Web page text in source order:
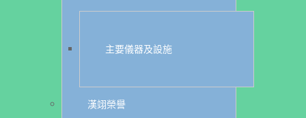
主要儀器及設施
漢翊榮譽